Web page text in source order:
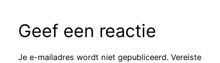
Geef een reactie
Je e-mailadres wordt niet gepubliceerd. Vereiste